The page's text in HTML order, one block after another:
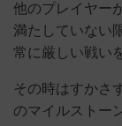
他のプレイヤー
満たしていない
常に厳しい戦い
その時はすかさ
のマイルストー